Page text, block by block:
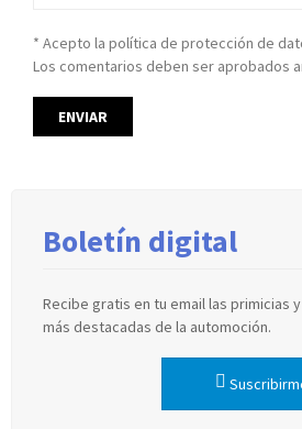
* Acepto la política de protección de
Los comentarios deben ser aprobados
Boletín digital
Recibe gratis en tu email las primicias
más destacadas de la automoción.